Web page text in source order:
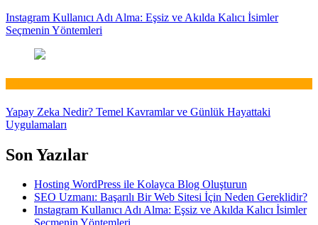
Instagram Kullanıcı Adı Alma: Eşsiz ve Akılda Kalıcı İsimler
Seçmenin Yöntemleri
Yapay Zeka Nedir? Temel Kavramlar ve Günlük Hayattaki
Uygulamaları
Son Yazılar
Hosting WordPress ile Kolayca Blog Oluşturun
SEO Uzmanı: Başarılı Bir Web Sitesi İçin Neden Gereklidir?
Instagram Kullanıcı Adı Alma: Eşsiz ve Akılda Kalıcı İsimler